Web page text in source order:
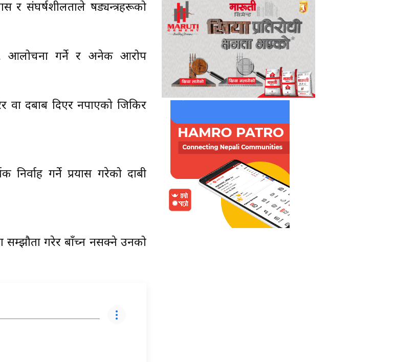
र संघर्षशीलताले षड्यन्त्रहरूको
आलोचना गर्ने र अनेक आरोप
दबाब दिएर नपाएको जिकिर
गर्ने प्रयास गरेको दाबी
सम्झौता गरेर बाँच्न नसक्ने उनको